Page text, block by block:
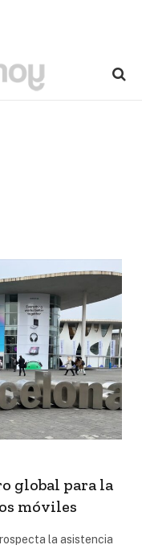
global para la
móviles
la asistencia